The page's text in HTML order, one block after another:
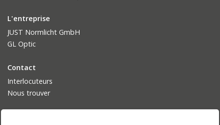
L'entreprise
JUST Normlicht GmbH
GL Optic
Contact
Interlocuteurs
Nous trouver